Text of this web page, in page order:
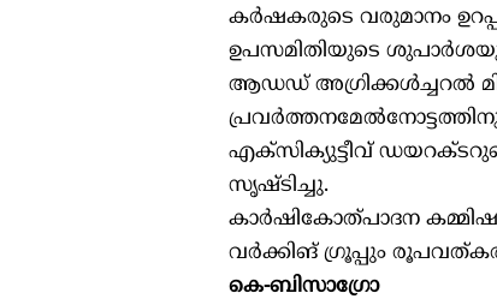
കർഷകരുടെ വരുമാനം
ഉപസമിതിയുടെ
ആഡഡ് അഗ്രിക്കൾച്ചറൽ
എക്സിക്യുട്ടീവ്
സൃഷ്ടിച്ചു.
കാർഷികോത്പാദന
വർക്കിങ് ഗ്രൂപ്പും
കെ-ബിസാഗ്രോ